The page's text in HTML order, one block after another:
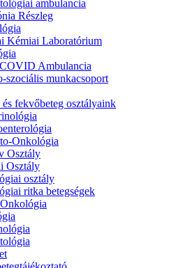
ambulancia
Részleg
Kémiai Laboratórium
Ambulancia
szociális munkacsoport
fekvőbeteg osztályaink
Onkológia
Osztály
Osztály
osztály
ritka betegségek